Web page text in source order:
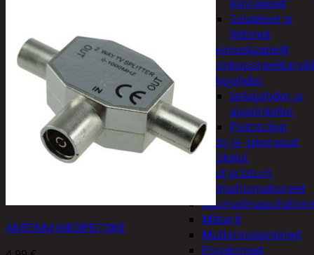
kiinnikkeet
Sulakkeet ja
liittimet
Asennuskaapelit
Jatkojohdot
Jatkojohdot ja
ajastinkellot
Pistotulpat
Pisto ja -jakorasiat
Sähkötyökalut
Akut ja laturit
Kulmahiomakoneet
Mittarit
Mutterinvääntimet
Porakoneet
ANTENNI JAKOPISTOKE